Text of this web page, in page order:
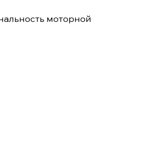
моторной